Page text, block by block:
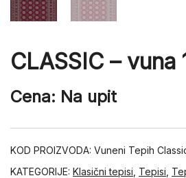
CLASSIC – vuna
Cena: Na upit
KOD PROIZVODA: Vuneni Tepih
KATEGORIJE: Klasični tepisi Tepisi